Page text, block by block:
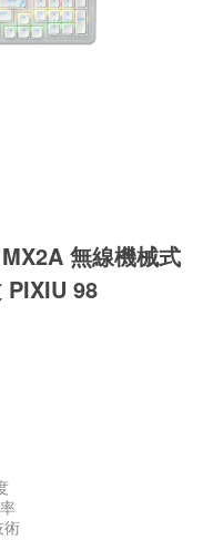
無線機械式
PIXIU 98
術